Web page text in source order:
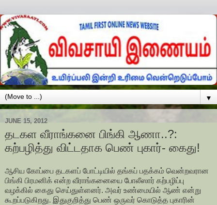
▼
JUNE 15, 2012
தடகள வீராங்கனை பிங்கி ஆணா..?:
கற்பழித்து விட்டதாக பெண் புகார்- கைது!
ஆசிய கோப்பை தடகளப் போட்டியில் தங்கப் பதக்கம் வென்றவரான
பிங்கி பிரமனிக் என்ற வீராங்கனையை போலீஸார் கற்பழிப்பு
வழக்கில் கைது செய்துள்ளனர். அவர் உண்மையில் ஆண் என்று
கூறப்படுகிறது. இதுகுறித்து பெண் ஒருவர் கொடுத்த புகாரின்